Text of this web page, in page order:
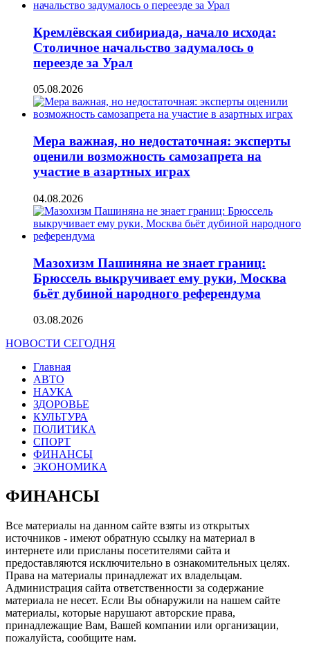
Кремлёвская сибириада, начало исхода:
Столичное начальство задумалось о
переезде за Урал
05.08.2026
Мера важная, но недостаточная: эксперты
оценили возможность самозапрета на
участие в азартных играх
04.08.2026
Мазохизм Пашиняна не знает границ:
Брюссель выкручивает ему руки, Москва
бьёт дубиной народного референдума
03.08.2026
НОВОСТИ СЕГОДНЯ
Главная
АВТО
НАУКА
ЗДОРОВЬЕ
КУЛЬТУРА
ПОЛИТИКА
СПОРТ
ФИНАНСЫ
ЭКОНОМИКА
ФИНАНСЫ
Все материалы на данном сайте взяты из открытых
источников - имеют обратную ссылку на материал в
интернете или присланы посетителями сайта и
предоставляются исключительно в ознакомительных целях.
Права на материалы принадлежат их владельцам.
Администрация сайта ответственности за содержание
материала не несет. Если Вы обнаружили на нашем сайте
материалы, которые нарушают авторские права,
принадлежащие Вам, Вашей компании или организации,
пожалуйста, сообщите нам.